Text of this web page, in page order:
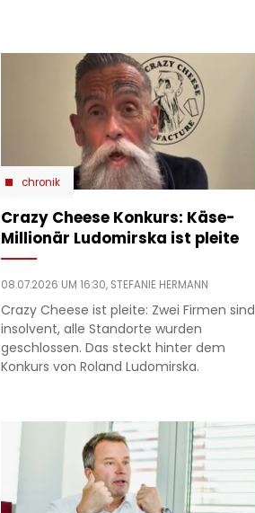
chronik
Crazy Cheese Konkurs: Käse-
Millionär Ludomirska ist pleite
08.07.2026 UM 16:30, STEFANIE HERMANN
Crazy Cheese ist pleite: Zwei Firmen sind
insolvent, alle Standorte wurden
geschlossen. Das steckt hinter dem
Konkurs von Roland Ludomirska.